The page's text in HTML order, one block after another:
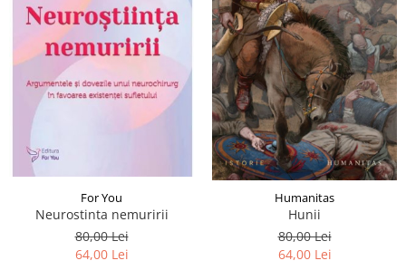
For You
Neurostinta nemuririi
80,00 Lei
64,00 Lei
Humanitas
Hunii
80,00 Lei
64,00 Lei